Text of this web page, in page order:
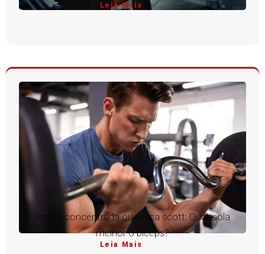
Leia Mais
Rosca concentrada ou rosca scott: Qual isola
melhor o bíceps?
Leia Mais